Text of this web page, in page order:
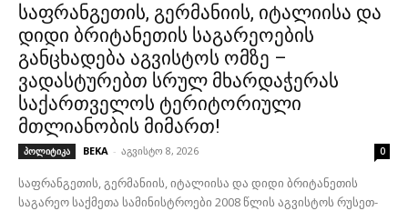
საფრანგეთის, გერმანიის, იტალიისა და
დიდი ბრიტანეთის საგარეოების
განცხადება აგვისტოს ომზე –
ვადასტურებთ სრულ მხარდაჭერას
საქართველოს ტერიტორიული
მთლიანობის მიმართ!
პოლიტიკა BEKA - აგვისტო 8, 2026 0
საფრანგეთის, გერმანიის, იტალიისა და დიდი ბრიტანეთის
საგარეო საქმეთა სამინისტროები 2008 წლის აგვისტოს რუსეთ-